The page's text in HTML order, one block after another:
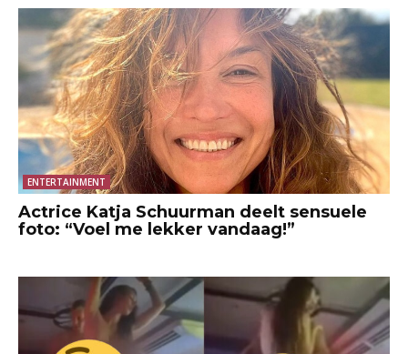
ENTERTAINMENT
Actrice Katja Schuurman deelt sensuele
foto: “Voel me lekker vandaag!”